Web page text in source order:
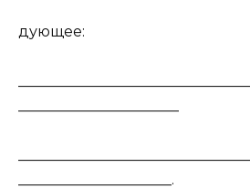
дующее:
_____________________.